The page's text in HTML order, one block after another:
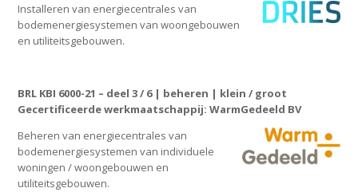
Installeren van energiecentrales van
bodemenergiesystemen van woongebouwen
en utiliteitsgebouwen.
BRL KBI 6000-21 – deel 3 / 6 | beheren | klein / groot
Gecertificeerde werkmaatschappij: WarmGedeeld BV
Beheren van energiecentrales van
bodemenergiesystemen van individuele
woningen / woongebouwen en
utiliteitsgebouwen.